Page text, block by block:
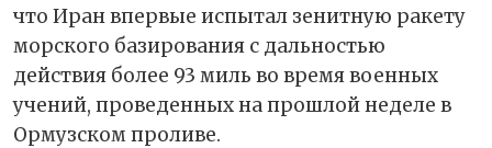
что Иран впервые испытал зенитную ракету
морского базирования с дальностью
действия более 93 миль во время военных
учений, проведенных на прошлой неделе в
Ормузском проливе.